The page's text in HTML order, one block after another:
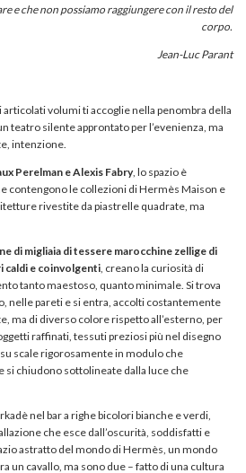
e che non possiamo raggiungere con il resto del
corpo.
Jean-Luc Parant
articolati volumi ti accoglie nella penombra della
teatro silente approntato per l’evenienza, ma
intenzione.
Perelman e Alexis Fabry, lo spazio è
contengono le collezioni di Hermès Maison e
rivestite da piastrelle quadrate, ma
di migliaia di tessere marocchine zellige di
caldi e coinvolgenti , creano la curiosità di
tanto maestoso, quanto minimale. Si trova
nelle pareti e si entra, accolti costantemente
ma di diverso colore rispetto all’esterno, per
raffinati, tessuti preziosi più nel disegno
scale rigorosamente in modulo che
si chiudono sottolineate dalla luce che
nel bar a righe bicolori bianche e verdi,
che esce dall’oscurità, soddisfatti e
astratto del mondo di Hermès, un mondo
un cavallo, ma sono due – fatto di una cultura